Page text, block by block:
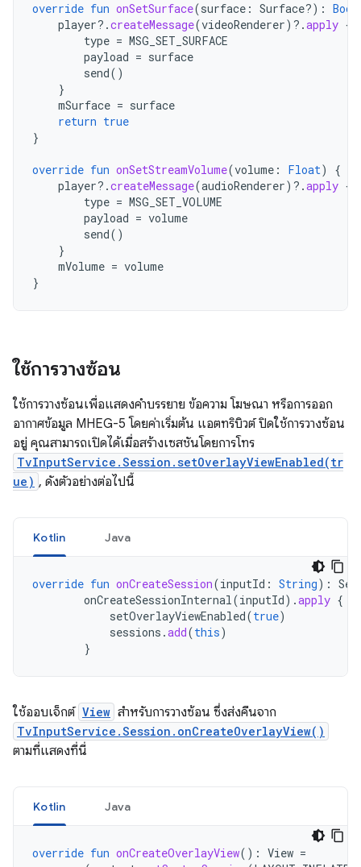
override fun onSetSurface(surface : Surface?) :
player?.createMessage(videoRenderer) ?.apply {
type = MSG_SET_SURFACE
payload = surface
send()
}
mSurface = surface
return true
}
override fun onSetStreamVolume(volume : Float)
{
player?.createMessage(audioRenderer) ?.apply {
type = MSG_SET_VOLUME
payload = volume
send()
}
mVolume = volume
}
ใช้การวางซ้อน
ใช้การวางซ้อนเพื่อแสดงคำบรรยาย ข้อความ โฆษณา หรือการออก
อากาศข้อมูล MHEG-5 โดยค่าเริ่มต้น แอตทริบิวต์ ปิดใช้การวางซ้อน
อยู่ คุณสามารถเปิดได้เมื่อสร้างเซสชันโดยการโทร
TvInputService.Session.setOverlayViewEnabled(tr
ue) , ดังตัวอย่างต่อไปนี้
Kotlin Java
override fun onCreateSession(inputId : String):
onCreateSessionInternal(inputId).apply {
setOverlayViewEnabled(true)
sessions .add(this)
}
ใช้ออบเจ็กต์ View สำหรับการวางซ้อน ซึ่งส่งคืนจาก
TvInputService.Session.onCreateOverlayView()
ตามที่แสดงที่นี่
Kotlin Java
override fun onCreateOverlayView(): View =